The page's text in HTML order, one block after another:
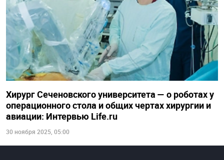
Хирург Сеченовского университета — о роботах у
операционного стола и общих чертах хирургии и
авиации: Интервью Life.ru
30 ноября 2025, 05:00